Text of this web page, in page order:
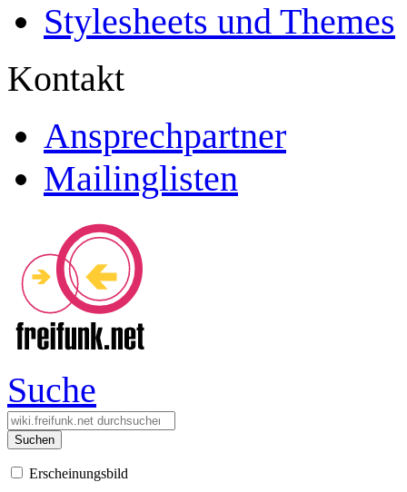
Stylesheets und Themes
Kontakt
Ansprechpartner
Mailinglisten
Suche
Suchen
Erscheinungsbild